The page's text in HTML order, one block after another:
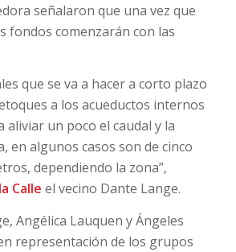
señalaron que una vez que
fondos comenzarán con las
que se va a hacer a corto plazo
a los acueductos internos
aliviar un poco el caudal y la
en algunos casos son de cinco
dependiendo la zona”,
Calle el vecino Dante Lange.
Angélica Lauquen y Ángeles
representación de los grupos